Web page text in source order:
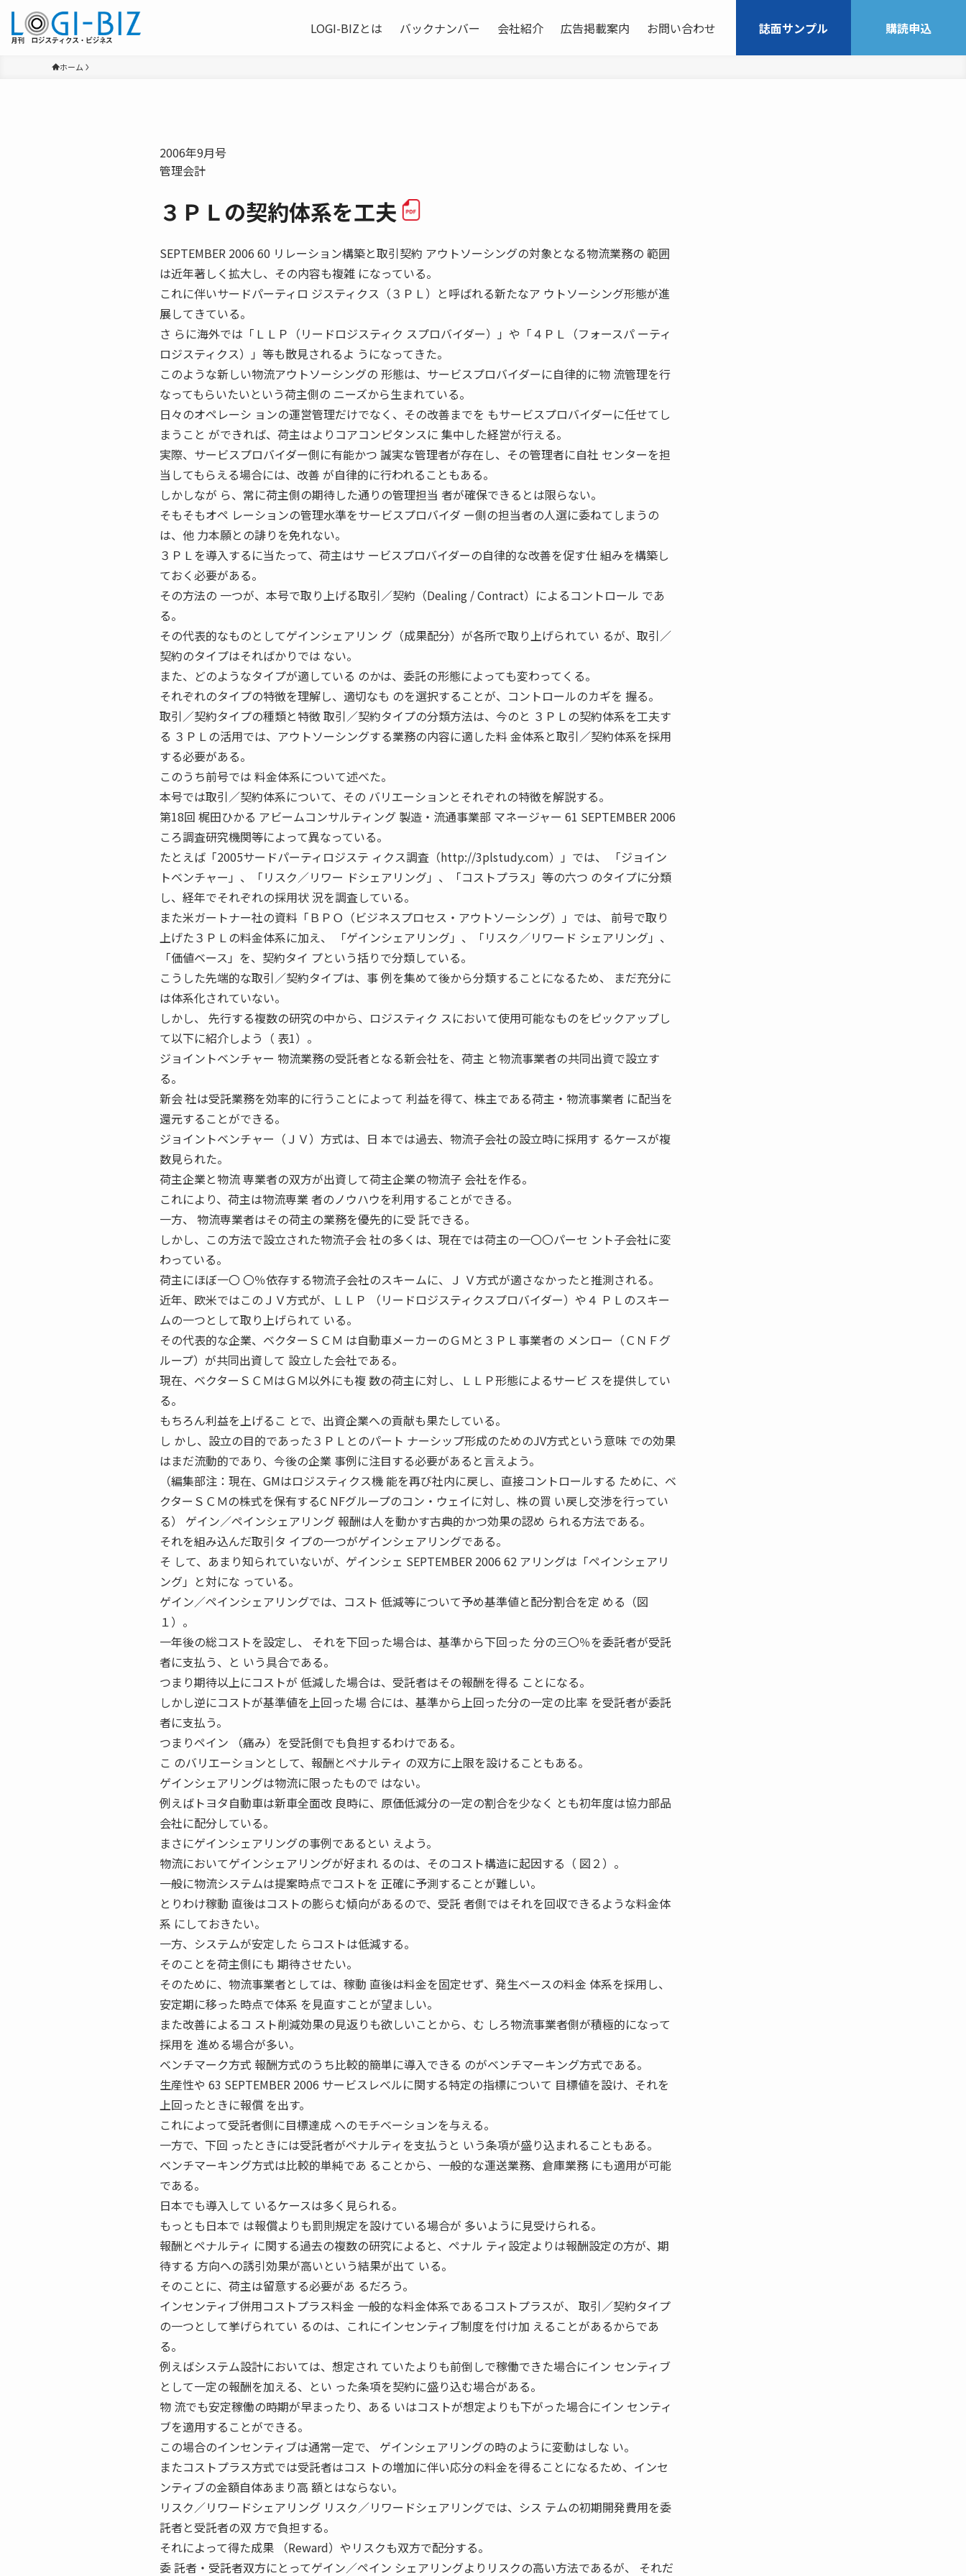
LOGI-BIZとは バックナンバー 会社紹介 広告掲載案内 お問い合わせ 誌面サンプル 購読申込
ホーム
2006年9月号
管理会計
３ＰＬの契約体系を工夫
SEPTEMBER 2006 60 リレーション構築と取引契約 アウトソーシングの対象となる物流業務の 範囲
は近年著しく拡大し、その内容も複雑 になっている。
これに伴いサードパーティロ ジスティクス（３ＰＬ）と呼ばれる新たなア ウトソーシング形態が進
展してきている。
さ らに海外では「ＬＬＰ（リードロジスティク スプロバイダー）」や「４ＰＬ（フォースパ ーティ
ロジスティクス）」等も散見されるよ うになってきた。
このような新しい物流アウトソーシングの 形態は、サービスプロバイダーに自律的に物 流管理を行
なってもらいたいという荷主側の ニーズから生まれている。
日々のオペレーシ ョンの運営管理だけでなく、その改善までを もサービスプロバイダーに任せてし
まうこと ができれば、荷主はよりコアコンピタンスに 集中した経営が行える。
実際、サービスプロバイダー側に有能かつ 誠実な管理者が存在し、その管理者に自社 センターを担
当してもらえる場合には、改善 が自律的に行われることもある。
しかしなが ら、常に荷主側の期待した通りの管理担当 者が確保できるとは限らない。
そもそもオペ レーションの管理水準をサービスプロバイダ ー側の担当者の人選に委ねてしまうの
は、他 力本願との誹りを免れない。
３ＰＬを導入するに当たって、荷主はサ ービスプロバイダーの自律的な改善を促す仕 組みを構築し
ておく必要がある。
その方法の 一つが、本号で取り上げる取引／契約（Dealing / Contract）によるコントロール であ
る。
その代表的なものとしてゲインシェアリン グ（成果配分）が各所で取り上げられてい るが、取引／
契約のタイプはそればかりでは ない。
また、どのようなタイプが適している のかは、委託の形態によっても変わってくる。
それぞれのタイプの特徴を理解し、適切なも のを選択することが、コントロールのカギを 握る。
取引／契約タイプの種類と特徴 取引／契約タイプの分類方法は、今のと ３ＰＬの契約体系を工夫す
る ３ＰＬの活用では、アウトソーシングする業務の内容に適した料 金体系と取引／契約体系を採用
する必要がある。
このうち前号では 料金体系について述べた。
本号では取引／契約体系について、その バリエーションとそれぞれの特徴を解説する。
第18回 梶田ひかる アビームコンサルティング 製造・流通事業部 マネージャー 61 SEPTEMBER 2006
ころ調査研究機関等によって異なっている。
たとえば「2005サードパーティロジステ ィクス調査（http://3plstudy.com）」では、 「ジョイン
トベンチャー」、「リスク／リワー ドシェアリング」、「コストプラス」等の六つ のタイプに分類
し、経年でそれぞれの採用状 況を調査している。
また米ガートナー社の資料「ＢＰＯ（ビジネスプロセス・アウトソーシング）」では、 前号で取り
上げた３ＰＬの料金体系に加え、 「ゲインシェアリング」、「リスク／リワード シェアリング」、
「価値ベース」を、契約タイ プという括りで分類している。
こうした先端的な取引／契約タイプは、事 例を集めて後から分類することになるため、 まだ充分に
は体系化されていない。
しかし、 先行する複数の研究の中から、ロジスティク スにおいて使用可能なものをピックアップし
て以下に紹介しよう（ 表1）。
ジョイントベンチャー 物流業務の受託者となる新会社を、荷主 と物流事業者の共同出資で設立す
る。
新会 社は受託業務を効率的に行うことによって 利益を得て、株主である荷主・物流事業者 に配当を
還元することができる。
ジョイントベンチャー（ＪＶ）方式は、日 本では過去、物流子会社の設立時に採用す るケースが複
数見られた。
荷主企業と物流 専業者の双方が出資して荷主企業の物流子 会社を作る。
これにより、荷主は物流専業 者のノウハウを利用することができる。
一方、 物流専業者はその荷主の業務を優先的に受 託できる。
しかし、この方法で設立された物流子会 社の多くは、現在では荷主の一〇〇パーセ ント子会社に変
わっている。
荷主にほぼ一〇 〇％依存する物流子会社のスキームに、Ｊ Ｖ方式が適さなかったと推測される。
近年、欧米ではこのＪＶ方式が、ＬＬＰ （リードロジスティクスプロバイダー）や４ ＰＬのスキー
ムの一つとして取り上げられて いる。
その代表的な企業、ベクターＳＣＭ は自動車メーカーのＧＭと３ＰＬ事業者の メンロー（ＣＮＦグ
ループ）が共同出資して 設立した会社である。
現在、ベクターＳＣＭはＧＭ以外にも複 数の荷主に対し、ＬＬＰ形態によるサービ スを提供してい
る。
もちろん利益を上げるこ とで、出資企業への貢献も果たしている。
し かし、設立の目的であった３ＰＬとのパート ナーシップ形成のためのJV方式という意味 での効果
はまだ流動的であり、今後の企業 事例に注目する必要があると言えよう。
（編集部注：現在、GMはロジスティクス機 能を再び社内に戻し、直接コントロールする ために、ベ
クターＳＣＭの株式を保有するC NFグループのコン・ウェイに対し、株の買 い戻し交渉を行ってい
る） ゲイン／ペインシェアリング 報酬は人を動かす古典的かつ効果の認め られる方法である。
それを組み込んだ取引タ イプの一つがゲインシェアリングである。
そ して、あまり知られていないが、ゲインシェ SEPTEMBER 2006 62 アリングは「ペインシェアリ
ング」と対にな っている。
ゲイン／ペインシェアリングでは、コスト 低減等について予め基準値と配分割合を定 める（図
１）。
一年後の総コストを設定し、 それを下回った場合は、基準から下回った 分の三〇％を委託者が受託
者に支払う、と いう具合である。
つまり期待以上にコストが 低減した場合は、受託者はその報酬を得る ことになる。
しかし逆にコストが基準値を上回った場 合には、基準から上回った分の一定の比率 を受託者が委託
者に支払う。
つまりペイン （痛み）を受託側でも負担するわけである。
こ のバリエーションとして、報酬とペナルティ の双方に上限を設けることもある。
ゲインシェアリングは物流に限ったもので はない。
例えばトヨタ自動車は新車全面改 良時に、原価低減分の一定の割合を少なく とも初年度は協力部品
会社に配分している。
まさにゲインシェアリングの事例であるとい えよう。
物流においてゲインシェアリングが好まれ るのは、そのコスト構造に起因する（ 図２）。
一般に物流システムは提案時点でコストを 正確に予測することが難しい。
とりわけ稼動 直後はコストの膨らむ傾向があるので、受託 者側ではそれを回収できるような料金体
系 にしておきたい。
一方、システムが安定した らコストは低減する。
そのことを荷主側にも 期待させたい。
そのために、物流事業者としては、稼動 直後は料金を固定せず、発生ベースの料金 体系を採用し、
安定期に移った時点で体系 を見直すことが望ましい。
また改善によるコ スト削減効果の見返りも欲しいことから、む しろ物流事業者側が積極的になって
採用を 進める場合が多い。
ベンチマーク方式 報酬方式のうち比較的簡単に導入できる のがベンチマーキング方式である。
生産性や 63 SEPTEMBER 2006 サービスレベルに関する特定の指標について 目標値を設け、それを
上回ったときに報償 を出す。
これによって受託者側に目標達成 へのモチベーションを与える。
一方で、下回 ったときには受託者がペナルティを支払うと いう条項が盛り込まれることもある。
ベンチマーキング方式は比較的単純であ ることから、一般的な運送業務、倉庫業務 にも適用が可能
である。
日本でも導入して いるケースは多く見られる。
もっとも日本で は報償よりも罰則規定を設けている場合が 多いように見受けられる。
報酬とペナルティ に関する過去の複数の研究によると、ペナル ティ設定よりは報酬設定の方が、期
待する 方向への誘引効果が高いという結果が出て いる。
そのことに、荷主は留意する必要があ るだろう。
インセンティブ併用コストプラス料金 一般的な料金体系であるコストプラスが、 取引／契約タイプ
の一つとして挙げられてい るのは、これにインセンティブ制度を付け加 えることがあるからであ
る。
例えばシステム設計においては、想定され ていたよりも前倒しで稼働できた場合にイン センティブ
として一定の報酬を加える、とい った条項を契約に盛り込む場合がある。
物 流でも安定稼働の時期が早まったり、ある いはコストが想定よりも下がった場合にイン センティ
ブを適用することができる。
この場合のインセンティブは通常一定で、 ゲインシェアリングの時のように変動はしな い。
またコストプラス方式では受託者はコス トの増加に伴い応分の料金を得ることになるため、インセ
ンティブの金額自体あまり高 額とはならない。
リスク／リワードシェアリング リスク／リワードシェアリングでは、シス テムの初期開発費用を委
託者と受託者の双 方で負担する。
それによって得た成果 （Reward）やリスクも双方で配分する。
委 託者・受託者双方にとってゲイン／ペイン シェアリングよりリスクの高い方法であるが、 それだ